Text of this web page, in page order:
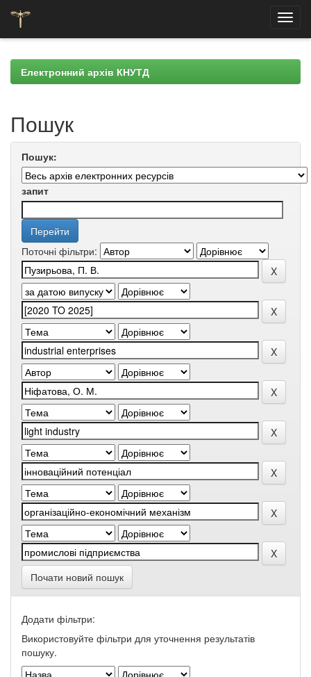
navigationЕлектронний архів КНУТД
Пошук
Пошук:
запит
Поточні фільтри:
Почати новий пошук
Додати фільтри:
Використовуйте фільтри для уточнення результатів
пошуку.